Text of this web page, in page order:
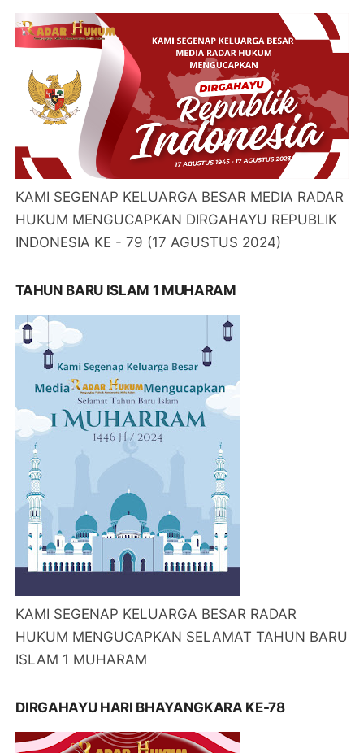
KAMI SEGENAP KELUARGA BESAR MEDIA RADAR
HUKUM MENGUCAPKAN DIRGAHAYU REPUBLIK
INDONESIA KE - 79 (17 AGUSTUS 2024)
TAHUN BARU ISLAM 1 MUHARAM
KAMI SEGENAP KELUARGA BESAR RADAR
HUKUM MENGUCAPKAN SELAMAT TAHUN BARU
ISLAM 1 MUHARAM
DIRGAHAYU HARI BHAYANGKARA KE-78